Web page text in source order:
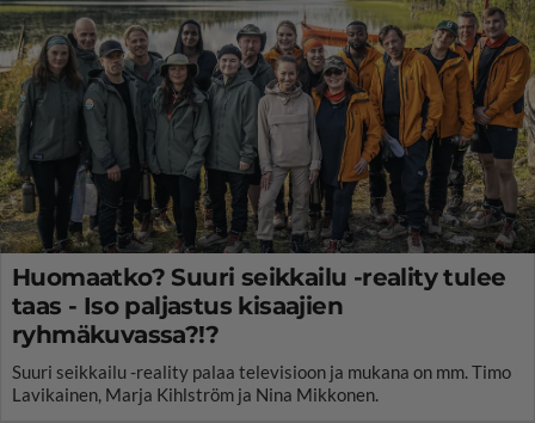
Huomaatko? Suuri seikkailu -reality tulee
taas - Iso paljastus kisaajien
ryhmäkuvassa?!?
Suuri seikkailu -reality palaa televisioon ja mukana on mm. Timo
Lavikainen, Marja Kihlström ja Nina Mikkonen.